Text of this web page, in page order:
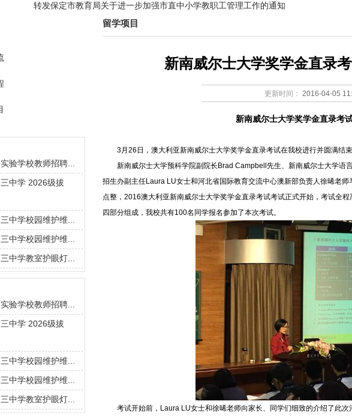
转发保定市教育局关于进一步加强市直中小学教职工管理工作的通知
转发关于开展有偿补课整治省级督查的通知
三中学子勇夺冠军和季军，独占"省一"人数三分之一强
留学项目
新南威尔士大学奖学金直录
更新时间： 2016-04-05
新南威尔士大学奖学金直录考
3月26日，澳大利亚新南威尔士大学奖学金直录考试在我校进行并圆满结束
新南威尔士大学预科学院副院长Brad Campbell先生、新南威尔士大学语
招生办副主任Laura LU女士和河北省国际教育交流中心澳新部负责人徐晞老
点整，2016澳大利亚新南威尔士大学奖学金直录考试考试正式开始，考试全
四部分组成，我校共有100名同学报名参加了本次考试。
考试开始前，Laura LU女士和徐晞老师向家长、同学们细致的介绍了此
验学校教师招聘...
中学 2026级拔
中学校园维护维...
中学校园维护维...
中学教室护眼灯...
验学校教师招聘...
中学 2026级拔
中学校园维护维...
中学校园维护维...
中学教室护眼灯...